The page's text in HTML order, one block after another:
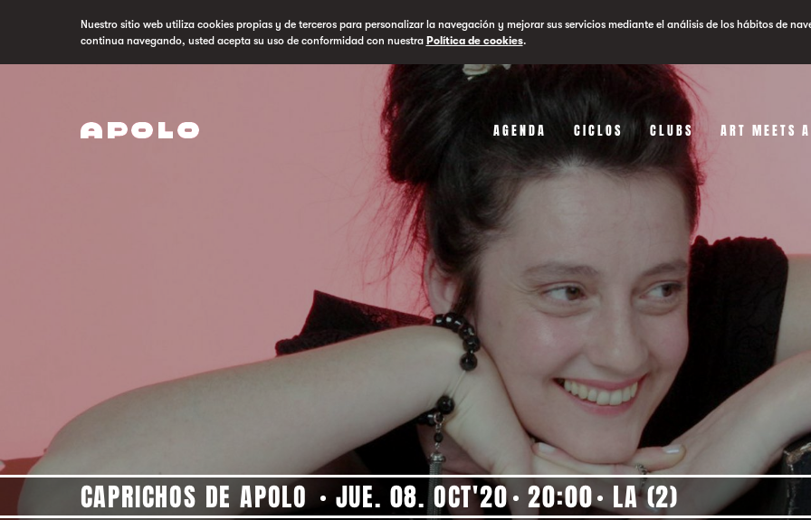
Nuestro sitio web utiliza cookies propias y de terceros para personalizar la navegación y mejorar sus servicios mediante el análisis de los hábitos de
continua navegando, usted acepta su uso de conformidad con nuestra Política de cookies.
AGENDA CICLOS CLUBS ART MEETS
CAPRICHOS DE APOLO JUE. 08. OCT'20 20:00 LA (2)